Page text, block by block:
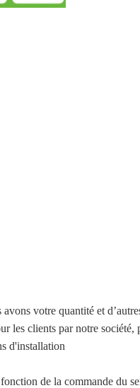
votre quantité et
les clients par notre
d'installation
de la commande du